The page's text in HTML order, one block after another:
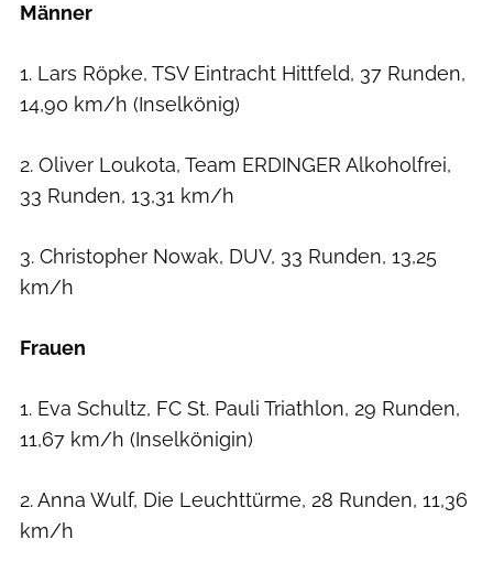
Männer
1. Lars Röpke, TSV Eintracht Hittfeld, 37 Runden,
14,90 km/h (Inselkönig)
2. Oliver Loukota, Team ERDINGER Alkoholfrei,
33 Runden, 13,31 km/h
3. Christopher Nowak, DUV, 33 Runden, 13,25
km/h
Frauen
1. Eva Schultz, FC St. Pauli Triathlon, 29 Runden,
11,67 km/h (Inselkönigin)
2. Anna Wulf, Die Leuchttürme, 28 Runden, 11,36
km/h